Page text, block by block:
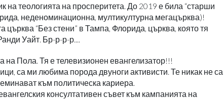
теологията на просперитета. До 2019 е била “старши
неденоминационна, мултикултурна мегацърква)!
“Без стени” в Тампа, Флорида, църква, която тя
Уайт. Бр-р-р-р....
на Пола. Тя е телевизионен евангелизатор!!!
са ми любима порода двуноги активисти. Те никак не са
към политическа кариера.
консултативен съвет към кампанията на